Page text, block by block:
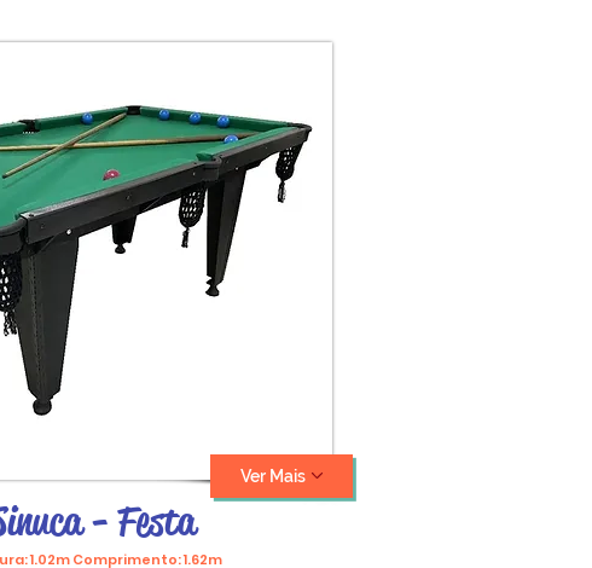
- Festa
Ver Mais
1.02m Comprimento: 1.62m